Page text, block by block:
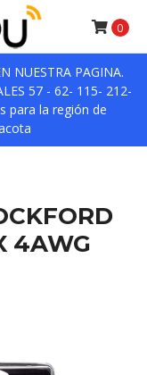
NUESTRA PAGINA.
57 - 62- 115- 212-
para la región de
0
4AWG